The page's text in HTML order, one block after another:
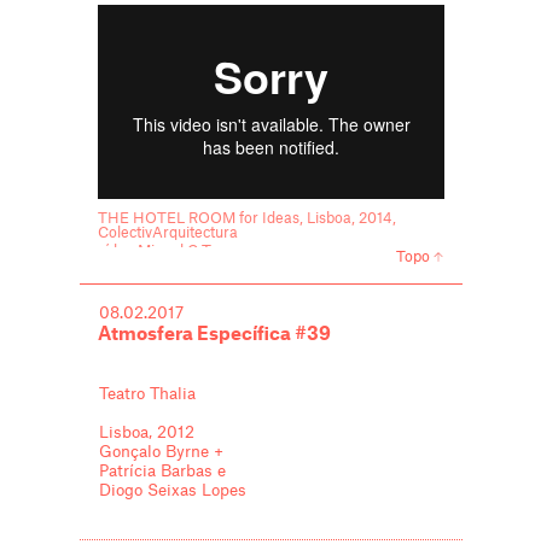
THE HOTEL ROOM for Ideas, Lisboa, 2014,
ColectivArquitectura
vídeo Miguel C Tavares
Topo
08.02.2017
Atmosfera Específica #39
Teatro Thalia
Lisboa, 2012
Gonçalo Byrne +
Patrícia Barbas e
Diogo Seixas Lopes